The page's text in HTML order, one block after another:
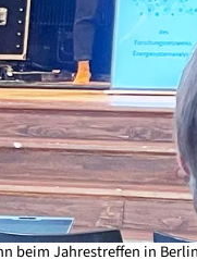
beim Jahrestreffen in